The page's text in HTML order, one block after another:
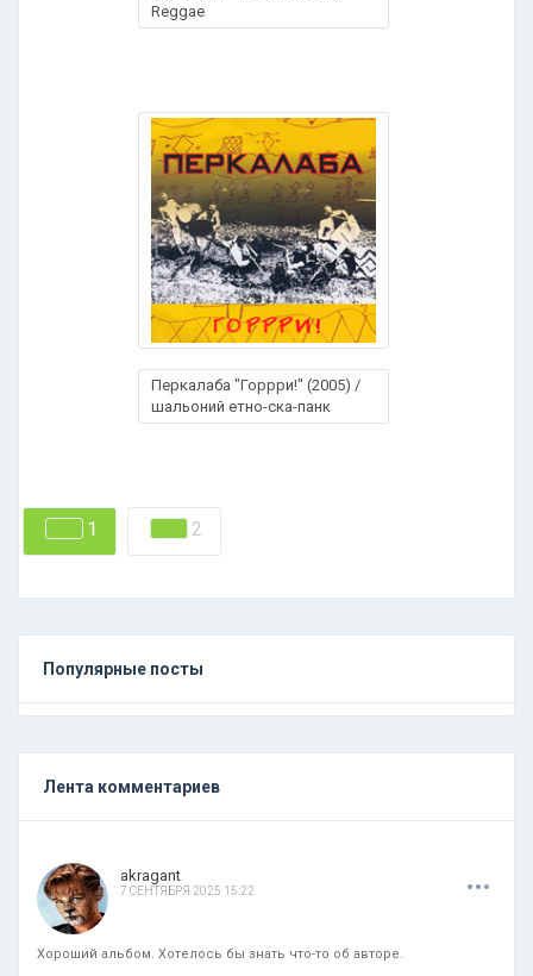
Reggae
Перкалаба "Горрри!" (2005) /
шальоний етно-ска-панк
1 2
Популярные посты
Лента комментариев
akragant
7 СЕНТЯБРЯ 2025 15:22 ...
Хороший альбом. Хотелось бы знать что-то об авторе.